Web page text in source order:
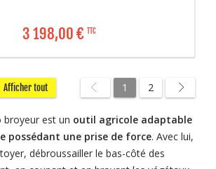
3 198,00€ TTC
1 2
Afficher tout
broyeur est un outil agricole adaptable
possédant une prise de force. Avec lui,
débroussailler le bas-côté des